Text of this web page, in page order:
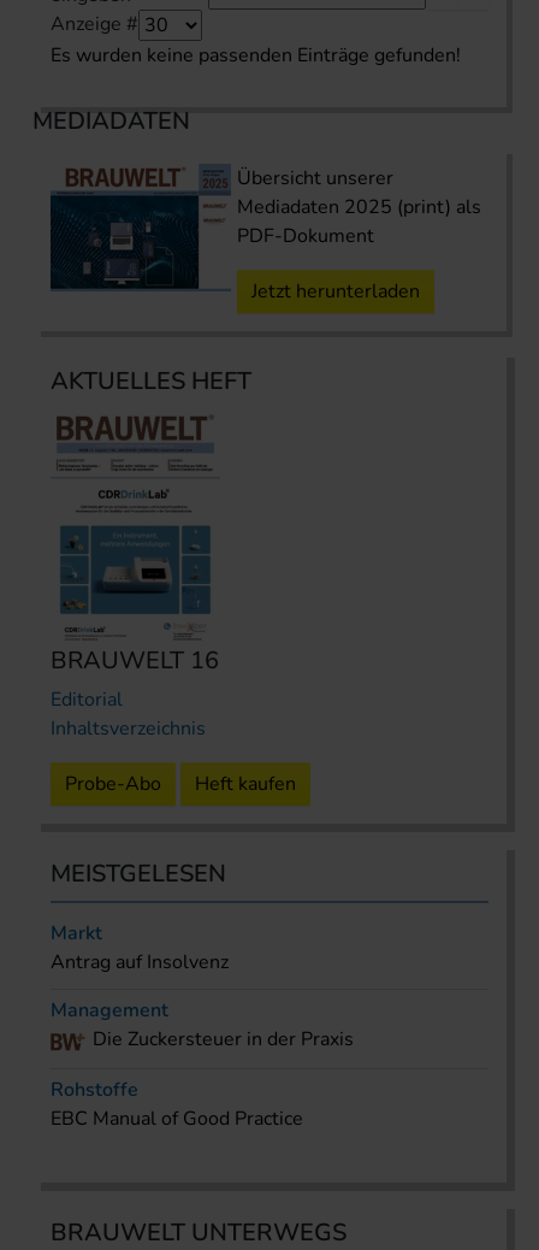
Anzeige #
Es wurden keine passenden Einträge gefunden!
MEDIADATEN
Übersicht unserer
Mediadaten 2025 (print) als
PDF-Dokument
Jetzt herunterladen
AKTUELLES HEFT
BRAUWELT 16
Editorial
Inhaltsverzeichnis
Probe-Abo Heft kaufen
MEISTGELESEN
Markt
Antrag auf Insolvenz
Management
Die Zuckersteuer in der Praxis
Rohstoffe
EBC Manual of Good Practice
BRAUWELT UNTERWEGS